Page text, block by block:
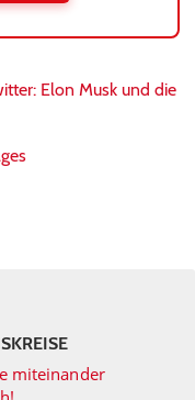
Elon Musk und die
miteinander